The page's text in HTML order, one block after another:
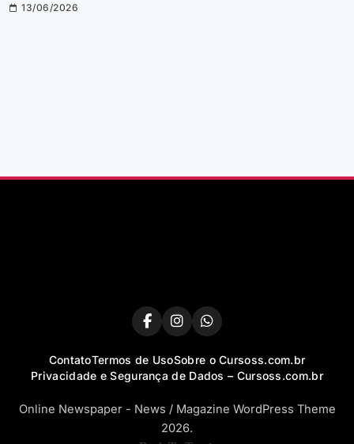
13/06/2026
ContatoTermos de UsoSobre o Cursoss.com.br
Privacidade e Segurança de Dados – Cursoss.com.br
Online Newspaper - News / Magazine WordPress Theme
2026.